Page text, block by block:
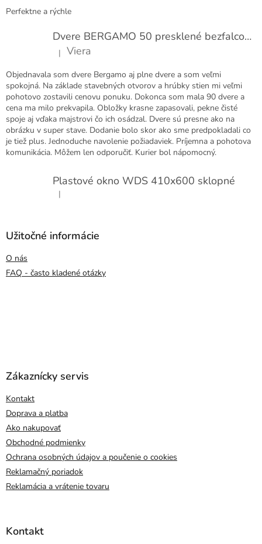
Perfektne a rýchle
Dvere BERGAMO 50 presklené bezfalcové EXTRA
Hodnotenie produktu je 5 z 5 hviezdičiek.
| Viera
Objednavala som dvere Bergamo aj plne dvere a som veľmi
spokojná. Na základe stavebných otvorov a hrúbky stien mi veľmi
pohotovo zostavili cenovu ponuku. Dokonca som mala 90 dvere a
cena ma milo prekvapila. Obložky krasne zapasovali, pekne čisté
spoje aj vďaka majstrovi čo ich osádzal. Dvere sú presne ako na
obrázku v super stave. Dodanie bolo skor ako sme predpokladali co
je tiež plus. Jednoduche navolenie požiadaviek. Príjemna a pohotova
komunikácia. Môžem len odporučiť. Kurier bol nápomocný.
Plastové okno WDS 410x600 sklopné
Hodnotenie produktu je 5 z 5 hviezdičiek.
|
Užitočné informácie
O nás
FAQ - často kladené otázky
Zákaznícky servis
Kontakt
Doprava a platba
Ako nakupovať
Obchodné podmienky
Ochrana osobných údajov a poučenie o cookies
Reklamačný poriadok
Reklamácia a vrátenie tovaru
Kontakt